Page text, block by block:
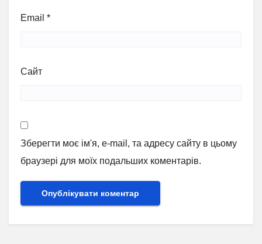
Email *
Сайт
Зберегти моє ім'я, e-mail, та адресу сайту в цьому
браузері для моїх подальших коментарів.